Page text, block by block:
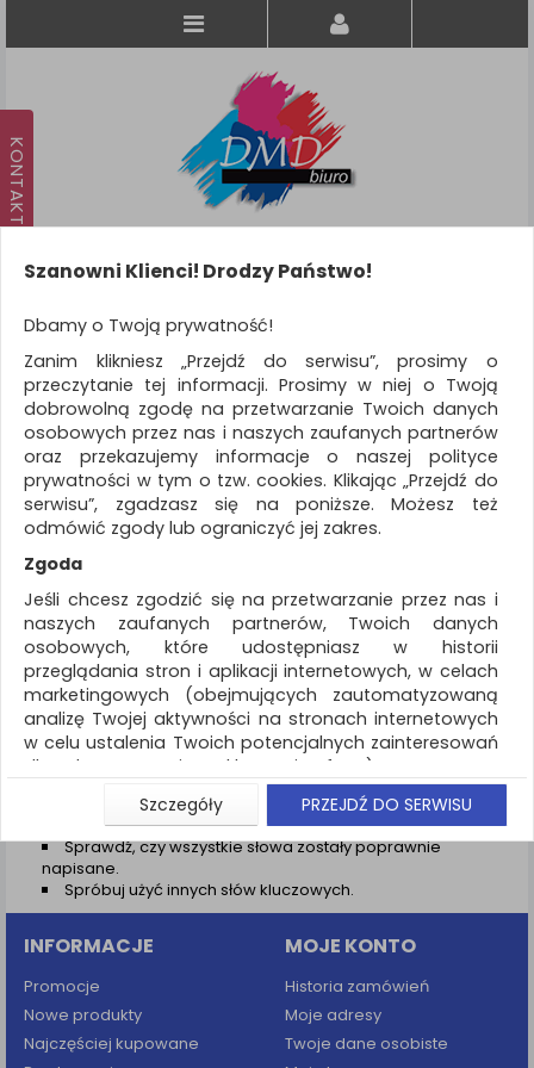
KATEGORIE
WSZYSTKIE KATEGORIE
FILTRY
Więcej
REKLAMA
AKTUALNOŚCI
Wyniki wyszukiwania
NIE ZNALEZIONO PRODUKTÓW
Nie odnaleziono produktów wg przyjętych kryteriów
PODPOWIEDZI
Zmień kryteria wyszukiwania zaznaczając inne filtry i
wyszukaj ponownie
Sprawdź, czy wszystkie słowa zostały poprawnie
napisane.
Spróbuj użyć innych słów kluczowych.
INFORMACJE
Promocje
Nowe produkty
Najczęściej kupowane
MOJE KONTO
Historia zamówień
Moje adresy
Twoje dane osobiste
Szanowni Klienci! Drodzy Państwo!
Dbamy o Twoją prywatność!
Zanim klikniesz „Przejdź do serwisu”, prosimy o
przeczytanie tej informacji. Prosimy w niej o Twoją
dobrowolną zgodę na przetwarzanie Twoich danych
osobowych przez nas i naszych zaufanych partnerów
oraz przekazujemy informacje o naszej polityce
prywatności w tym o tzw. cookies. Klikając „Przejdź do
serwisu”, zgadzasz się na poniższe. Możesz też
odmówić zgody lub ograniczyć jej zakres.
Zgoda
Jeśli chcesz zgodzić się na przetwarzanie przez nas i
naszych zaufanych partnerów, Twoich danych
osobowych, które udostępniasz w historii
przeglądania stron i aplikacji internetowych, w celach
marketingowych (obejmujących zautomatyzowaną
analizę Twojej aktywności na stronach internetowych
w celu ustalenia Twoich potencjalnych zainteresowań
dla dostosowania reklamy i oferty), w tym na
umieszczanie tzw. cookies na Twoich urządzeniach i
ich odczytywanie, kliknij przycisk „Przejdź do serwisu”.
Jeśli nie chcesz wyrazić zgody lub ograniczyć jej
zakres, kliknij „Szczegóły”, gdzie znajdziesz wszelkie
informacje o tym jak to zrobić . Te same informacje
znajdziesz także na podstronie z naszą polityką
prywatności obowiązującą od 25 maja 2018.
W przypadku użytkowników zalogowanych, aby
umożliwić prawidłową realizację Umowy z Państwem i
związane z tym prawidłowe działanie naszej strony
www, a w szczególności np. wysłanie potwierdzenia
Szczegóły PRZEJDŹ DO SERWISU